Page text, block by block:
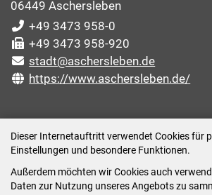
Dieser Internetauftritt verwendet Cookies für
Einstellungen und besondere Funktionen.
Außerdem möchten wir Cookies auch
Daten zur Nutzung unseres Angebots zu
06449 Aschersleben
+49 3473 958-0
+49 3473 958-920
stadt@aschersleben.de
https://www.aschersleben.de/
Montag: 09:00-12:00 /14:00-15:00
Dienstag: 09:00-12:00 /14:00-